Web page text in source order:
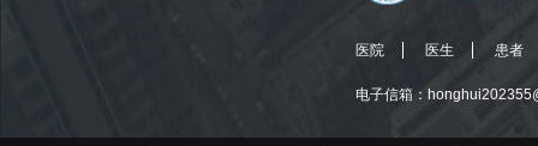
医院 医生 患者
电子信箱：